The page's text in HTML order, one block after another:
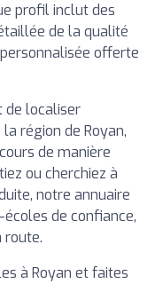
profil inclut des
de la qualité
offerte
de localiser
région de Royan,
de manière
ou cherchiez à
notre annuaire
de confiance,
route.
à Royan et faites